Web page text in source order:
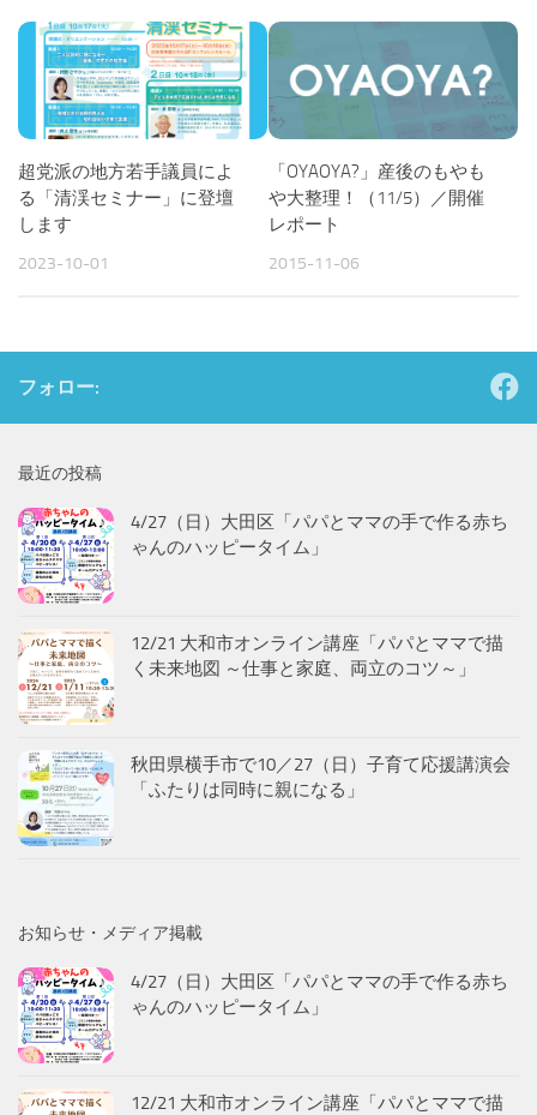
超党派の地方若手議員によ
る「清渓セミナー」に登壇
します
2023-10-01
「OYAOYA?」産後のもやも
や大整理！（11/5）／開催
レポート
2015-11-06
フォロー:
最近の投稿
4/27（日）大田区「パパとママの手で作る赤ち
ゃんのハッピータイム」
12/21 大和市オンライン講座「パパとママで描
く未来地図 ～仕事と家庭、両立のコツ～」
秋田県横手市で10／27（日）子育て応援講演会
「ふたりは同時に親になる」
お知らせ・メディア掲載
4/27（日）大田区「パパとママの手で作る赤ち
ゃんのハッピータイム」
12/21 大和市オンライン講座「パパとママで描